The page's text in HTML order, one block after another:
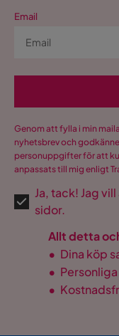
Email
Genom att fylla i min
nyhetsbrev och
personuppgifter för att
anpassats till mig enligt
Ja, tack! Jag
sidor.
Allt detta
• Dina köp
•
•